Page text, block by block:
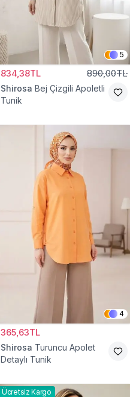
5
834,38TL 890,00TL
Shirosa Bej Çizgili Apoletli
Tunik
4
365,63TL
Shirosa Turuncu Apolet
Detaylı Tunik
Ücretsiz Kargo